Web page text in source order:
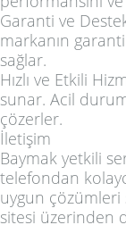
Garanti ve
markanın
sağlar.
Hızlı ve Etkili
sunar. Acil
çözerler.
İletişim
Baymak yetkili
telefondan
uygun çözümleri
sitesi üzerinden